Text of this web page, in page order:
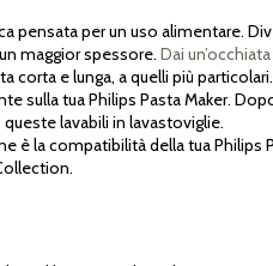
per un uso alimentare.
maggior spessore. Dai
e lunga, a quelli più
tua Philips Pasta Maker.
lavabili in lavastoviglie.
la compatibilità della tua Philips